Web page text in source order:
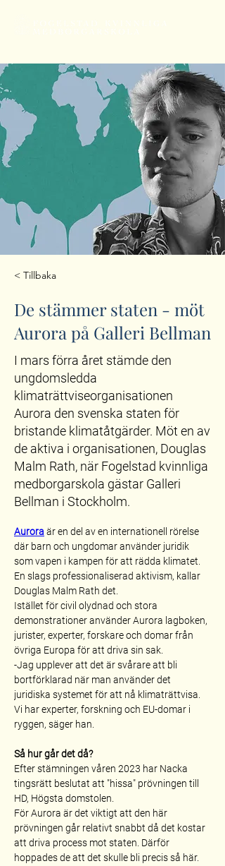
< Tillbaka
De stämmer staten - möt
Aurora på Galleri Bellman
I mars förra året stämde den
ungdomsledda
klimaträttviseorganisationen
Aurora den svenska staten för
bristande klimatåtgärder. Möt en av
de aktiva i organisationen, Douglas
Malm Rath, när Fogelstad kvinnliga
medborgarskola gästar Galleri
Bellman i Stockholm.
Aurora är en del av en internationell rörelse
där barn och ungdomar använder juridik
som vapen i kampen för att rädda klimatet.
En slags professionaliserad aktivism, kallar
Douglas Malm Rath det.
Istället för civil olydnad och stora
demonstrationer använder Aurora lagboken,
jurister, experter, forskare och domar från
övriga Europa för att driva sin sak.
-Jag upplever att det är svårare att bli
bortförklarad när man använder det
juridiska systemet för att nå klimaträttvisa.
Vi har experter, forskning och EU-domar i
ryggen, säger han.
Så hur går det då?
Efter stämningen våren 2023 har Nacka
tingsrätt beslutat att "hissa" prövningen till
HD, Högsta domstolen.
För Aurora är det viktigt att den här
prövningen går relativt snabbt då det kostar
att driva process mot staten. Därför
hoppades de att det skulle bli precis så här.